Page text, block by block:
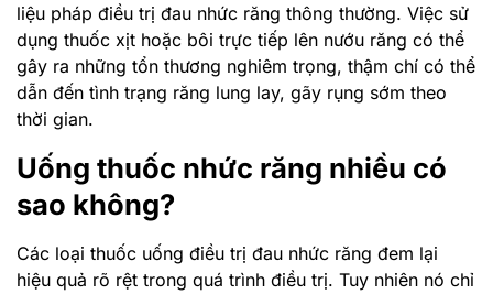
liệu pháp điều trị đau nhức răng thông thường. Việc sử
dụng thuốc xịt hoặc bôi trực tiếp lên nướu răng có thể
gây ra những tổn thương nghiêm trọng, thậm chí có thể
dẫn đến tình trạng răng lung lay, gãy rụng sớm theo
thời gian.
Uống thuốc nhức răng nhiều có
sao không?
Các loại thuốc uống điều trị đau nhức răng đem lại
hiệu quả rõ rệt trong quá trình điều trị. Tuy nhiên nó chỉ